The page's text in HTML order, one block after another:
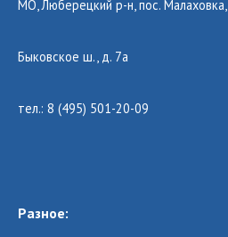
МО, Люберецкий р-н, пос. Малаховка,
Быковское ш., д. 7а
тел.: 8 (495) 501-20-09
Разное: